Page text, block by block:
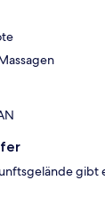
gibt